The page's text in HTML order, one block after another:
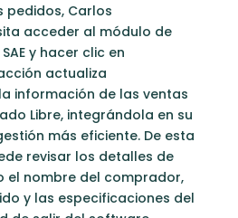
pedidos, Carlos
acceder al módulo de
y hacer clic en
actualiza
información de las ventas
Libre, integrándola en su
más eficiente. De esta
revisar los detalles de
el nombre del comprador,
y las especificaciones del